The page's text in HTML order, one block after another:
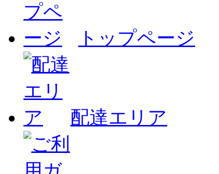
トップページ
配達エリア